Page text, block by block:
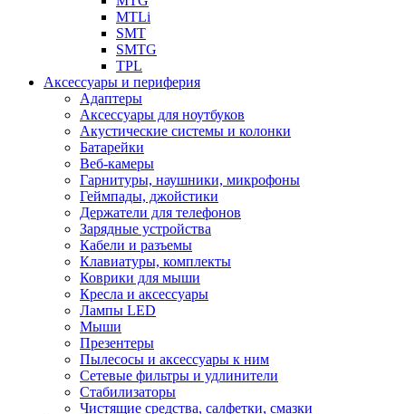
MTLi
SMT
SMTG
TPL
Аксессуары и периферия
Адаптеры
Аксессуары для ноутбуков
Акустические системы и колонки
Батарейки
Веб-камеры
Гарнитуры, наушники, микрофоны
Геймпады, джойстики
Держатели для телефонов
Зарядные устройства
Кабели и разъемы
Клавиатуры, комплекты
Коврики для мыши
Кресла и аксессуары
Лампы LED
Мыши
Презентеры
Пылесосы и аксессуары к ним
Сетевые фильтры и удлинители
Стабилизаторы
Чистящие средства, салфетки, смазки